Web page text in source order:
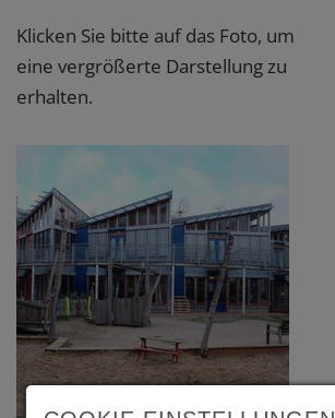
Klicken Sie bitte auf das Foto, um
eine vergrößerte Darstellung zu
erhalten.